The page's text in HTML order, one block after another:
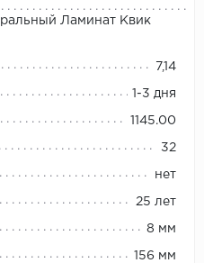
Ламинат Квик
7,14
1-3 дня
1145.00
32
нет
25 лет
8 мм
156 мм